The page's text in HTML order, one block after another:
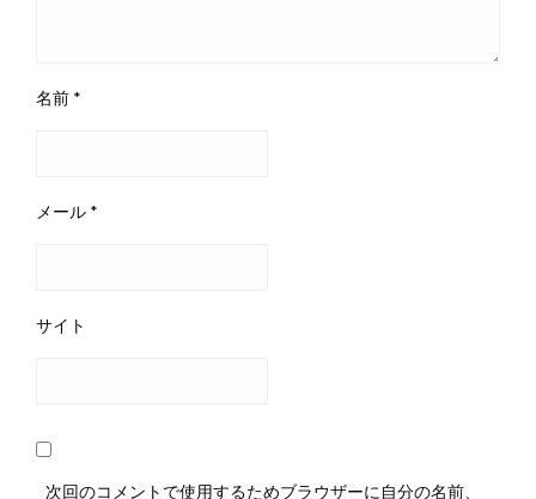
名前 *
メール *
サイト
次回のコメントで使用するためブラウザーに自分の名前、